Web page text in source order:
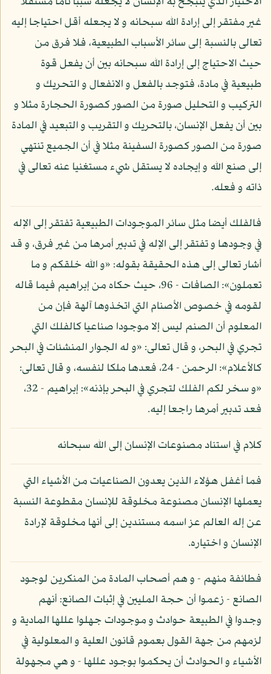
غير مفتقر إلى إرادة الله سبحانه و لا يجعله أقل احتياجا إليه
تعالى بالنسبة إلى سائر الأسباب الطبيعية، فلا فرق من
حيث الاحتياج إلى إرادة الله سبحانه بين أن يفعل قوة
طبيعية في مادة، فتوجد بالفعل و الانفعال و التحريك و
التركيب و التحليل صورة من الصور كصورة الحجارة مثلا و
بين أن يفعل الإنسان، بالتحريك و التقريب و التبعيد في المادة
صورة من الصور كصورة السفينة مثلا في أن الجميع تنتهي
إلى صنع الله و إيجاده لا يستقل شيء مستغنيا عنه تعالى في
ذاته و فعله.
فالفلك أيضا مثل سائر الموجودات الطبيعية تفتقر إلى الإله
في وجودها و تفتقر إلى الإله في تدبير أمرها من غير فرق، و قد
أشار تعالى إلى هذه الحقيقة بقوله: «و الله خلقكم و ما
تعملون»: الصافات - 96، حيث حكاه من إبراهيم فيما قاله
لقومه في خصوص الأصنام التي اتخذوها آلهة فإن من
المعلوم أن الصنم ليس إلا موجودا صناعيا كالفلك التي
تجري في البحر، و قال تعالى: «و له الجوار المنشئات في البحر
كالأعلام»: الرحمن - 24، فعدها ملكا لنفسه، و قال تعالى:
«و سخر لكم الفلك لتجري في البحر بإذنه»: إبراهيم - 32،
فعد تدبير أمرها راجعا إليه.
كلام في استناد مصنوعات الإنسان إلى الله سبحانه
فما أغفل هؤلاء الذين يعدون الصناعيات من الأشياء التي
يعملها الإنسان مصنوعة مخلوقة للإنسان مقطوعة النسبة
عن إله العالم عز اسمه مستندين إلى أنها مخلوقة لإرادة
الإنسان و اختياره.
فطائفة منهم - و هم أصحاب المادة من المنكرين لوجود
الصانع - زعموا أن حجة المليين في إثبات الصانع: أنهم
وجدوا في الطبيعة حوادث و موجودات جهلوا عللها المادية و
لزمهم من جهة القول بعموم قانون العلية و المعلولية في
الأشياء و الحوادث أن يحكموا بوجود عللها - و هي مجهولة